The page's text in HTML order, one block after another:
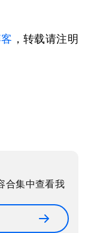
，转载请注明
合集中查看我